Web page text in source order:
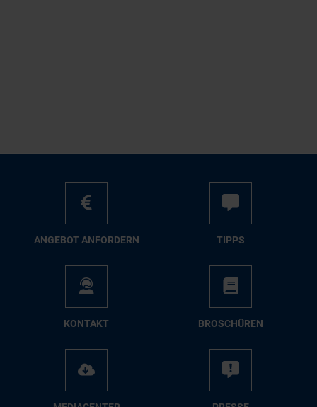
AN­GE­BOT AN­FOR­DERN TIPPS
KON­TAKT BRO­SCHÜ­REN